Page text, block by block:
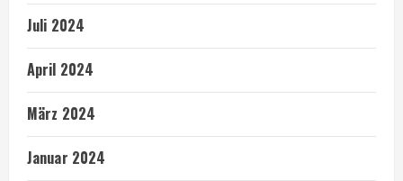
Juli 2024
April 2024
März 2024
Januar 2024